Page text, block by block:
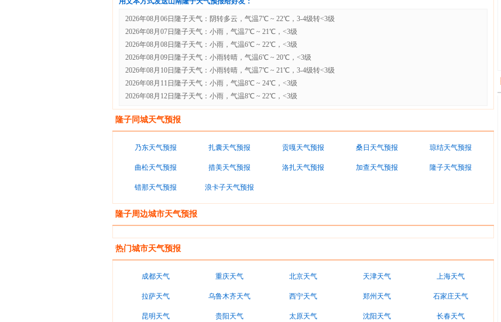
2026年08月06日隆子天气：阴转多云，气温7℃ ~ 22℃，3-4级转<3级
2026年08月07日隆子天气：小雨，气温7℃ ~ 21℃，<3级
2026年08月08日隆子天气：小雨，气温6℃ ~ 22℃，<3级
2026年08月09日隆子天气：小雨转晴，气温6℃ ~ 20℃，<3级
2026年08月10日隆子天气：小雨转晴，气温7℃ ~ 21℃，3-4级转<3级
2026年08月11日隆子天气：小雨，气温8℃ ~ 24℃，<3级
2026年08月12日隆子天气：小雨，气温8℃ ~ 22℃，<3级
隆子同城天气预报
乃东天气预报 扎囊天气预报 贡嘎天气预报 桑日天气预报 琼结天气预报
曲松天气预报 措美天气预报 洛扎天气预报 加查天气预报 隆子天气预报
错那天气预报 浪卡子天气预报
隆子周边城市天气预报
热门城市天气预报
成都天气 重庆天气 北京天气 天津天气 上海天气
拉萨天气 乌鲁木齐天气 西宁天气 郑州天气 石家庄天气
昆明天气 贵阳天气 太原天气 沈阳天气 长春天气